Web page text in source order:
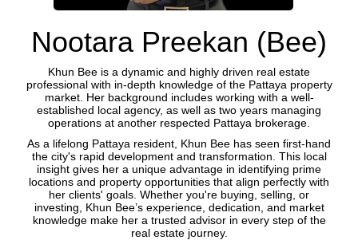
Nootara Preekan (Bee)
Khun Bee is a dynamic and highly driven real estate
professional with in-depth knowledge of the Pattaya property
market. Her background includes working with a well-
established local agency, as well as two years managing
operations at another respected Pattaya brokerage.
As a lifelong Pattaya resident, Khun Bee has seen first-hand
the city's rapid development and transformation. This local
insight gives her a unique advantage in identifying prime
locations and property opportunities that align perfectly with
her clients' goals. Whether you're buying, selling, or
investing, Khun Bee’s experience, dedication, and market
knowledge make her a trusted advisor in every step of the
real estate journey.